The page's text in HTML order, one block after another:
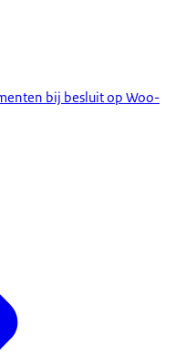
bij besluit op Woo-